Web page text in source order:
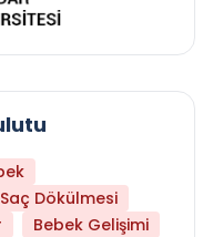
Saç Dökülmesi
Bebek Gelişimi